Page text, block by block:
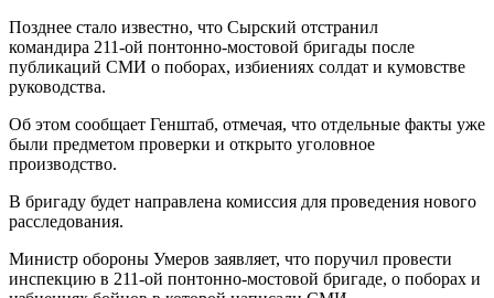
Позднее стало известно, что Сырский отстранил
командира 211-ой понтонно-мостовой бригады после
публикаций СМИ о поборах, избиениях солдат и кумовстве
руководства.
Об этом сообщает Генштаб, отмечая, что отдельные факты уже
были предметом проверки и открыто уголовное
производство.
В бригаду будет направлена комиссия для проведения нового
расследования.
Министр обороны Умеров заявляет, что поручил провести
инспекцию в 211-ой понтонно-мостовой бригаде, о поборах и